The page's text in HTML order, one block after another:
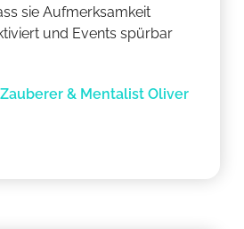
sie Aufmerksamkeit
und Events spürbar
& Mentalist Oliver